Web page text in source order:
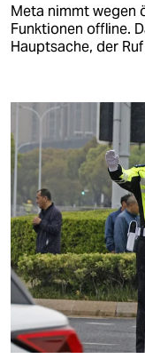
Meta nimmt wegen
Funktionen offline.
Hauptsache, der